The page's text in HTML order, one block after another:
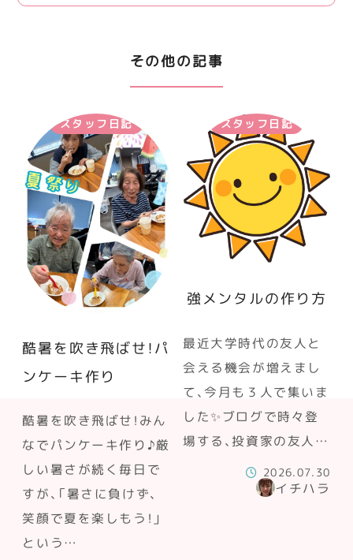
その他の記事
スタッフ日記
酷暑を吹き飛ばせ！パ
ンケーキ作り
酷暑を吹き飛ばせ！みん
なでパンケーキ作り♪厳
しい暑さが続く毎日で
すが、「暑さに負けず、
笑顔で夏を楽しもう！」
という…
スタッフ日記
強メンタルの作り方
最近大学時代の友人と
会える機会が増えまし
て、今月も３人で集いま
した✨ブログで時々登
場する、投資家の友人…
2026.07.30
イチハラ